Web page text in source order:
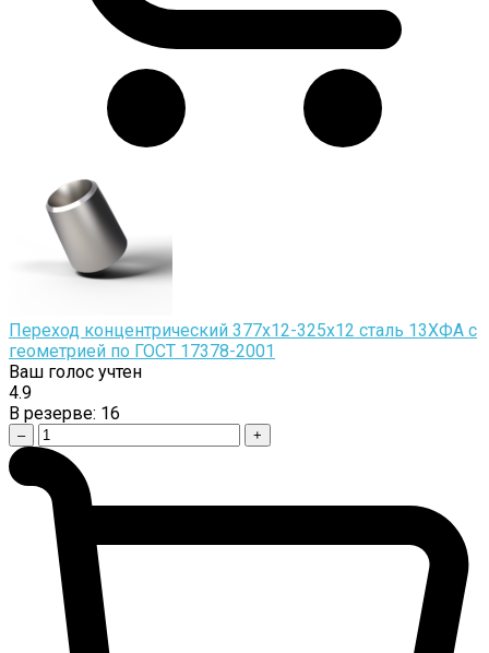
Переход концентрический 377х12-325х12 сталь 13ХФА с
геометрией по ГОСТ 17378-2001
Ваш голос учтен
4.9
В резерве: 16
– +